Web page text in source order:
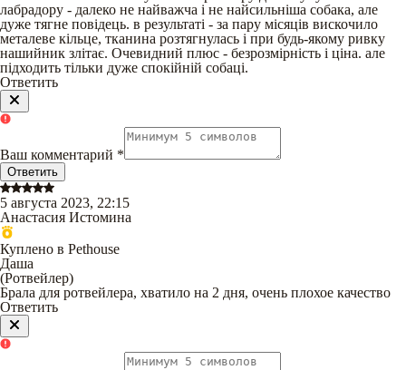
лабрадору - далеко не найважча і не найсильніша собака, але
дуже тягне повідець. в результаті - за пару місяців вискочило
металеве кільце, тканина розтягнулась і при будь-якому ривку
нашийник злітає. Очевидний плюс - безрозмірність і ціна. але
підходить тільки дуже спокійній собаці.
Ответить
Ваш комментарий *
Ответить
5 августа 2023, 22:15
Анастасия Истомина
Куплено в Pethouse
Даша
(Ротвейлер)
Брала для ротвейлера, хватило на 2 дня, очень плохое качество
Ответить